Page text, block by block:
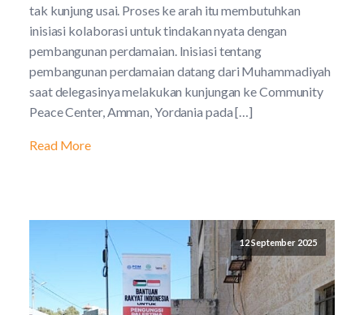
tak kunjung usai. Proses ke arah itu membutuhkan
inisiasi kolaborasi untuk tindakan nyata dengan
pembangunan perdamaian. Inisiasi tentang
pembangunan perdamaian datang dari Muhammadiyah
saat delegasinya melakukan kunjungan ke Community
Peace Center, Amman, Yordania pada […]
Read More
12 September 2025